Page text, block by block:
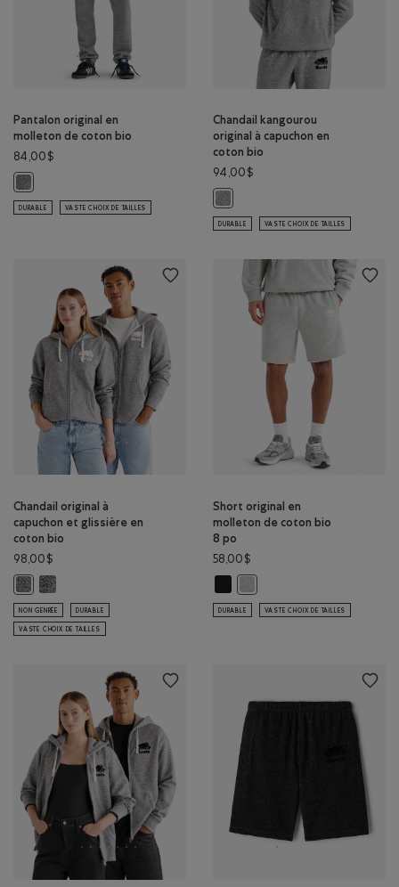
Pantalon original en
molleton de coton bio
84,00$
Pantalon original en molleton de coton bio: SEL ET POIVRE Couleur
DURABLE VASTE CHOIX DE TAILLES
Chandail kangourou
original à capuchon en
coton bio
94,00$
DURABLE VASTE CHOIX DE TAILLES
Chandail original à
capuchon et glissière en
coton bio
98,00$
Chandail original à capuchon et glissière en coton bio: S&P/IVOIRE
Chandail original à capuchon et glissière en coton bio: S&P/NOIR
NON GENRÉE DURABLE
VASTE CHOIX DE TAILLES
Short original en
molleton de coton bio
8 po
58,00$
DURABLE VASTE CHOIX DE TAILLES